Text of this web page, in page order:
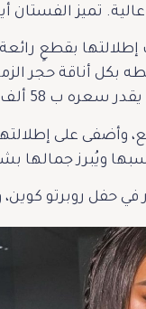
تميز
بقطعٍ
بكل أناقة حجر
وأضفى على
ويُبرز جمالها
في حفل روبرتو